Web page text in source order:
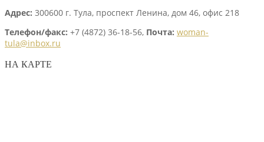
Адрес: 300600 г. Тула, проспект Ленина, дом 46, офис 218
Телефон/факс: +7 (4872) 36-18-56, Почта: woman-
tula@inbox.ru
НА КАРТЕ